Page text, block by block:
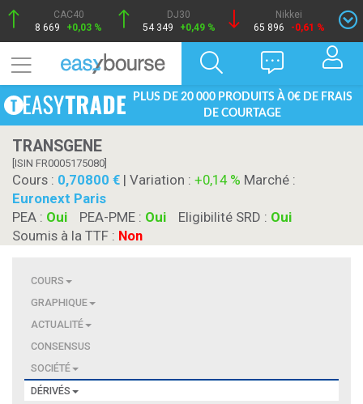
CAC40
8 669
+0,03 %
DJ30
54 349
+0,49 %
Nikkei
65 896
-0,61 %
PLUS DE 20 000 PRODUITS À 0€ DE FRAIS
DE COURTAGE
TRANSGENE
[ISIN FR0005175080]
Cours : 0,70800 | Variation : +0,14 % Marché :
Euronext Paris
PEA : Oui PEA-PME : Oui Eligibilité SRD : Oui
Soumis à la TTF : Non
COURS
GRAPHIQUE
ACTUALITÉ
CONSENSUS
SOCIÉTÉ
DÉRIVÉS